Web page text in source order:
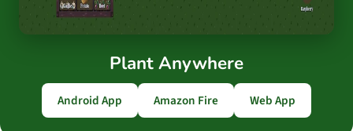
Plant Anywhere
Android App Amazon Fire Web App